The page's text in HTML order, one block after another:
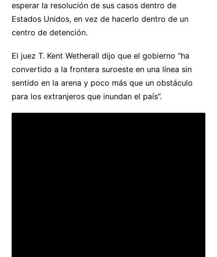
esperar la resolución de sus casos dentro de
Estados Unidos, en vez de hacerlo dentro de un
centro de detención.
El juez T. Kent Wetherall dijo que el gobierno “ha
convertido a la frontera suroeste en una línea sin
sentido en la arena y poco más que un obstáculo
para los extranjeros que inundan el país”.